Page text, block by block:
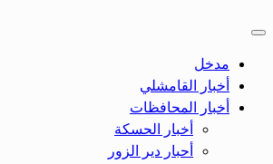
مدخل
أخبار القامشلي
أخبار المحافظات
أخبار الحسكة
أحبار دير الزور